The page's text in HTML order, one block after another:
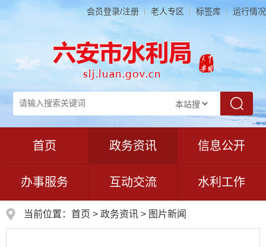
会员登录/注册 老人专区 标签库 运行情况
首页 政务资讯 信息公开
办事服务 互动交流 水利工作
当前位置： 首页 > 政务资讯 > 图片新闻